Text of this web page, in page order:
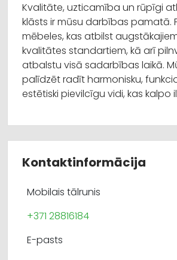
Kvalitāte, uzticamība un rūpīgi
klāsts ir mūsu darbības pamatā.
mēbeles, kas atbilst
kvalitātes standartiem, kā arī
atbalstu visā sadarbības laikā.
palīdzēt radīt harmonisku,
estētiski pievilcīgu vidi, kas kalpo
Kontaktinformācija
Mobilais tālrunis
+371 28816184
E-pasts